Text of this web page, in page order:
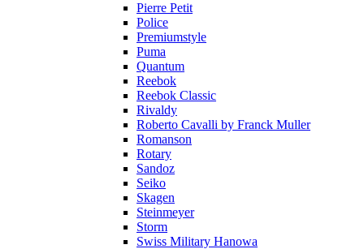
Pierre Petit
Police
Premiumstyle
Puma
Quantum
Reebok
Reebok Classic
Rivaldy
Roberto Cavalli by Franck Muller
Romanson
Rotary
Sandoz
Seiko
Skagen
Steinmeyer
Storm
Swiss Military Hanowa